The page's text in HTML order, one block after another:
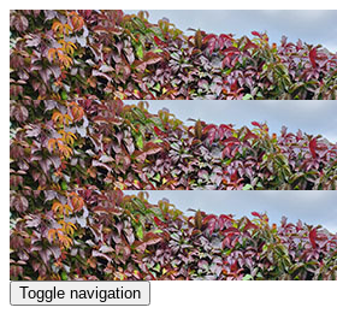
Toggle navigation